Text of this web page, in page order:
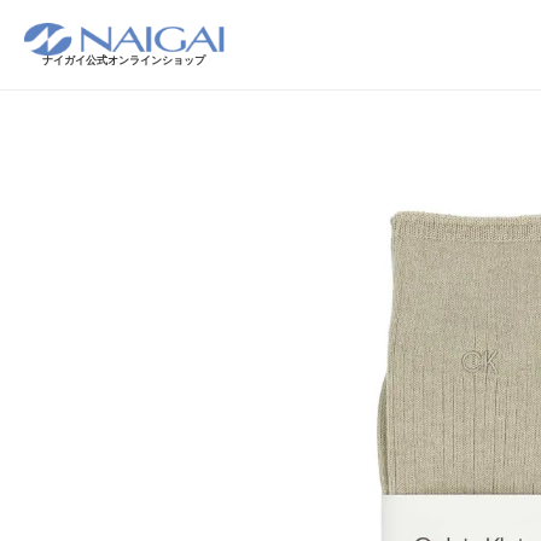
ナイガイ公式オンラインショップ